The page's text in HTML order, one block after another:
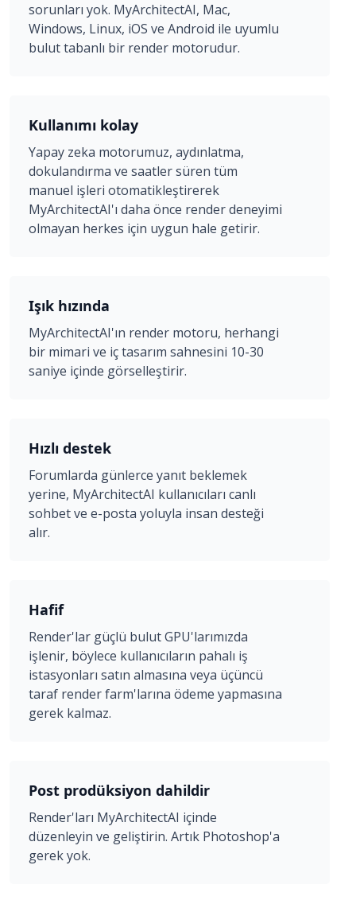
sorunları yok. MyArchitectAI, Mac,
Windows, Linux, iOS ve Android ile uyumlu
bulut tabanlı bir render motorudur.
Kullanımı kolay
Yapay zeka motorumuz, aydınlatma,
dokulandırma ve saatler süren tüm
manuel işleri otomatikleştirerek
MyArchitectAI'ı daha önce render deneyimi
olmayan herkes için uygun hale getirir.
Işık hızında
MyArchitectAI'ın render motoru, herhangi
bir mimari ve iç tasarım sahnesini 10-30
saniye içinde görselleştirir.
Hızlı destek
Forumlarda günlerce yanıt beklemek
yerine, MyArchitectAI kullanıcıları canlı
sohbet ve e-posta yoluyla insan desteği
alır.
Hafif
Render'lar güçlü bulut GPU'larımızda
işlenir, böylece kullanıcıların pahalı iş
istasyonları satın almasına veya üçüncü
taraf render farm'larına ödeme yapmasına
gerek kalmaz.
Post prodüksiyon dahildir
Render'ları MyArchitectAI içinde
düzenleyin ve geliştirin. Artık Photoshop'a
gerek yok.